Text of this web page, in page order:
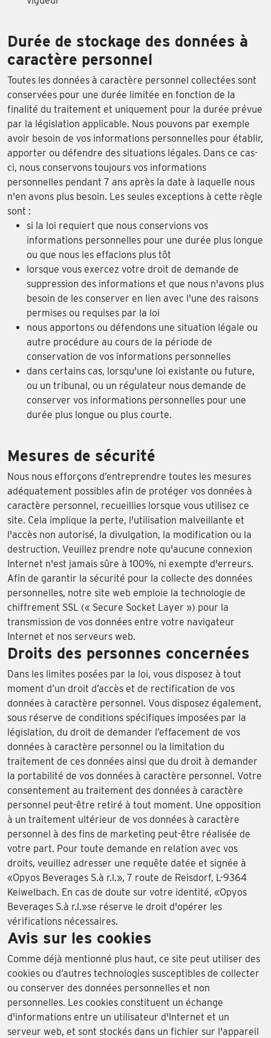
Durée de stockage des données à
caractère personnel
Toutes les données à caractère personnel collectées sont
conservées pour une durée limitée en fonction de la
finalité du traitement et uniquement pour la durée prévue
par la législation applicable. Nous pouvons par exemple
avoir besoin de vos informations personnelles pour établir,
apporter ou défendre des situations légales. Dans ce cas-
ci, nous conservons toujours vos informations
personnelles pendant 7 ans après la date à laquelle nous
n'en avons plus besoin. Les seules exceptions à cette règle
sont :
si la loi requiert que nous conservions vos
informations personnelles pour une durée plus longue
ou que nous les effacions plus tôt
lorsque vous exercez votre droit de demande de
suppression des informations et que nous n'avons plus
besoin de les conserver en lien avec l'une des raisons
permises ou requises par la loi
nous apportons ou défendons une situation légale ou
autre procédure au cours de la période de
conservation de vos informations personnelles
dans certains cas, lorsqu'une loi existante ou future,
ou un tribunal, ou un régulateur nous demande de
conserver vos informations personnelles pour une
durée plus longue ou plus courte.
Mesures de sécurité
Nous nous efforçons d’entreprendre toutes les mesures
adéquatement possibles afin de protéger vos données à
caractère personnel, recueillies lorsque vous utilisez ce
site. Cela implique la perte, l'utilisation malveillante et
l'accès non autorisé, la divulgation, la modification ou la
destruction. Veuillez prendre note qu'aucune connexion
Internet n'est jamais sûre à 100%, ni exempte d'erreurs.
Afin de garantir la sécurité pour la collecte des données
personnelles, notre site web emploie la technologie de
chiffrement SSL (« Secure Socket Layer ») pour la
transmission de vos données entre votre navigateur
Internet et nos serveurs web.
Droits des personnes concernées
Dans les limites posées par la loi, vous disposez à tout
moment d’un droit d’accès et de rectification de vos
données à caractère personnel. Vous disposez également,
sous réserve de conditions spécifiques imposées par la
législation, du droit de demander l’effacement de vos
données à caractère personnel ou la limitation du
traitement de ces données ainsi que du droit à demander
la portabilité de vos données à caractère personnel. Votre
consentement au traitement des données à caractère
personnel peut-être retiré à tout moment. Une opposition
à un traitement ultérieur de vos données à caractère
personnel à des fins de marketing peut-être réalisée de
votre part. Pour toute demande en relation avec vos
droits, veuillez adresser une requête datée et signée à
«Opyos Beverages S.à r.l.», 7 route de Reisdorf, L-9364
Keiwelbach. En cas de doute sur votre identité, «Opyos
Beverages S.à r.l.»se réserve le droit d'opérer les
vérifications nécessaires.
Avis sur les cookies
Comme déjà mentionné plus haut, ce site peut utiliser des
cookies ou d’autres technologies susceptibles de collecter
ou conserver des données personnelles et non
personnelles. Les cookies constituent un échange
d'informations entre un utilisateur d'Internet et un
serveur web, et sont stockés dans un fichier sur l'appareil